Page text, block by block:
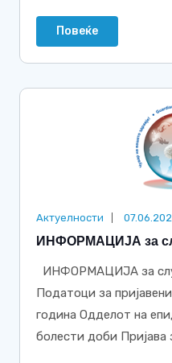
Повеќе
Актуелности
ИНФОРМАЦИЈА за
ИНФОРМАЦИЈА за
Податоци за
година Одделот на
болести доби Пријавa